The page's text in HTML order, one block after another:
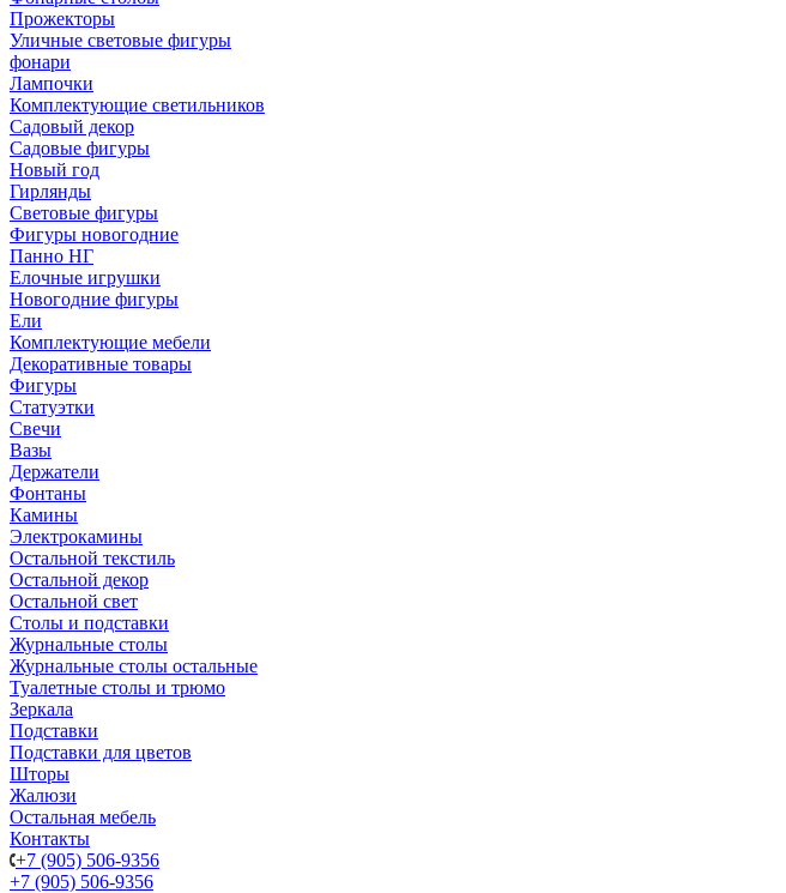
Прожекторы
Уличные световые фигуры
фонари
Лампочки
Комплектующие светильников
Садовый декор
Садовые фигуры
Новый год
Гирлянды
Световые фигуры
Фигуры новогодние
Панно НГ
Елочные игрушки
Новогодние фигуры
Ели
Комплектующие мебели
Декоративные товары
Фигуры
Статуэтки
Свечи
Вазы
Держатели
Фонтаны
Камины
Электрокамины
Остальной текстиль
Остальной декор
Остальной свет
Столы и подставки
Журнальные столы
Журнальные столы остальные
Туалетные столы и трюмо
Зеркала
Подставки
Подставки для цветов
Шторы
Жалюзи
Остальная мебель
Контакты
+7 (905) 506-9356
+7 (905) 506-9356